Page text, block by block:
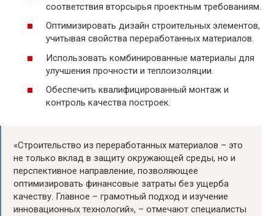
соответствия вторсырья проектным требованиям.
Оптимизировать дизайн строительных элементов,
учитывая свойства переработанных материалов.
Использовать комбинированные материалы для
улучшения прочности и теплоизоляции.
Обеспечить квалифицированный монтаж и
контроль качества построек.
«Строительство из переработанных материалов – это
не только вклад в защиту окружающей среды, но и
перспективное направление, позволяющее
оптимизировать финансовые затраты без ущерба
качеству. Главное – грамотный подход и изучение
инновационных технологий», – отмечают специалисты